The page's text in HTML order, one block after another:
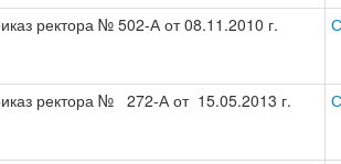
ректора № 502-А от 08.11.2010 г.
ректора № 272-А от 15.05.2013 г.